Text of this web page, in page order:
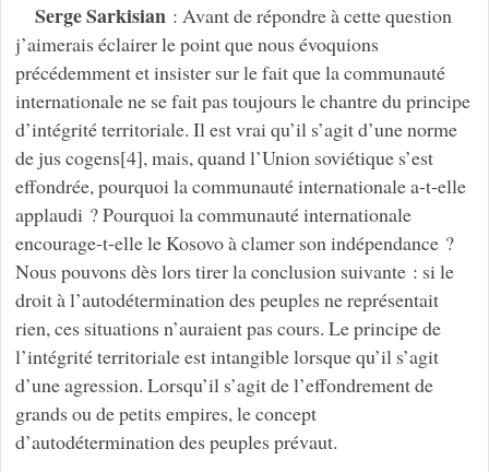
Serge Sarkisian: Avant de répondre à cette question
j’aimerais éclairer le point que nous évoquions
précédemment et insister sur le fait que la communauté
internationale ne se fait pas toujours le chantre du principe
d’intégrité territoriale. Il est vrai qu’il s’agit d’une norme
de jus cogens[4], mais, quand l’Union soviétique s’est
effondrée, pourquoi la communauté internationale a-t-elle
applaudi ? Pourquoi la communauté internationale
encourage-t-elle le Kosovo à clamer son indépendance ?
Nous pouvons dès lors tirer la conclusion suivante : si le
droit à l’autodétermination des peuples ne représentait
rien, ces situations n’auraient pas cours. Le principe de
l’intégrité territoriale est intangible lorsque qu’il s’agit
d’une agression. Lorsqu’il s’agit de l’effondrement de
grands ou de petits empires, le concept
d’autodétermination des peuples prévaut.